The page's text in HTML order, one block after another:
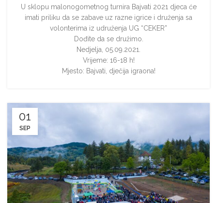
U sklopu malonogometnog turnira Bajvati 2021 djeca će
imati priliku da se zabave uz razne igrice i druženja sa
volonterima iz udruženja UG “CEKER”
Dođite da se družimo.
Nedjelja, 05.09.2021.
Vrijeme: 16-18 h!
Mjesto: Bajvati, dječija igraona!
01
SEP